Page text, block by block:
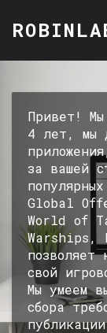
Привет!
4 лет, мы
за вашей
Global
World of
позволяет
свой
Мы умеем
сбора